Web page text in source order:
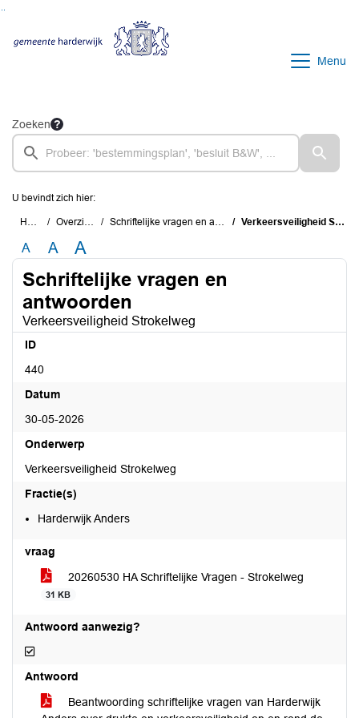
Menu
Zoeken
U bevindt zich hier:
Home Overzichten Schriftelijke vragen en antwoorden Verkeersveiligheid Strokelweg
A A A
Schriftelijke vragen en
antwoorden
Verkeersveiligheid Strokelweg
ID
440
Datum
30-05-2026
Onderwerp
Verkeersveiligheid Strokelweg
Fractie(s)
Harderwijk Anders
vraag
20260530 HA Schriftelijke Vragen - Strokelweg
31 KB
Antwoord aanwezig?
Antwoord aanwezig?
Antwoord
Beantwoording schriftelijke vragen van Harderwijk